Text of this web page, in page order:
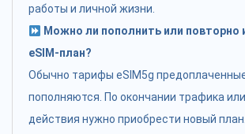
работы и личной жизни.
Можно ли пополнить или повторно
eSIM-план?
Обычно тарифы eSIM5g
пополняются. По окончании трафика
действия нужно приобрести новый